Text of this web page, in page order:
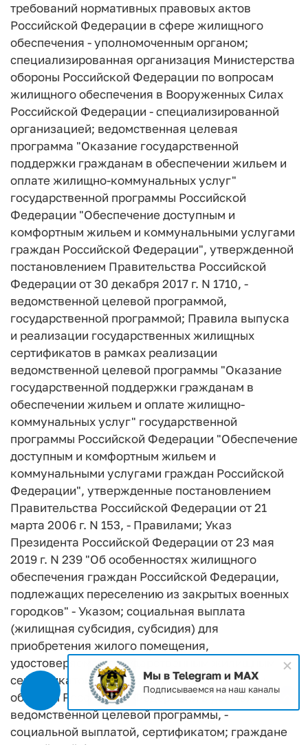
требований нормативных правовых актов
Российской Федерации в сфере жилищного
обеспечения - уполномоченным органом;
специализированная организация Министерства
обороны Российской Федерации по вопросам
жилищного обеспечения в Вооруженных Силах
Российской Федерации - специализированной
организацией; ведомственная целевая
программа "Оказание государственной
поддержки гражданам в обеспечении жильем и
оплате жилищно-коммунальных услуг"
государственной программы Российской
Федерации "Обеспечение доступным и
комфортным жильем и коммунальными услугами
граждан Российской Федерации", утвержденной
постановлением Правительства Российской
Федерации от 30 декабря 2017 г. N 1710, -
ведомственной целевой программой,
государственной программой; Правила выпуска
и реализации государственных жилищных
сертификатов в рамках реализации
ведомственной целевой программы "Оказание
государственной поддержки гражданам в
обеспечении жильем и оплате жилищно-
коммунальных услуг" государственной
программы Российской Федерации "Обеспечение
доступным и комфортным жильем и
коммунальными услугами граждан Российской
Федерации", утвержденные постановлением
Правительства Российской Федерации от 21
марта 2006 г. N 153, - Правилами; Указ
Президента Российской Федерации от 23 мая
2019 г. N 239 "Об особенностях жилищного
обеспечения граждан Российской Федерации,
подлежащих переселению из закрытых военных
городков" - Указом; социальная выплата
(жилищная субсидия, субсидия) для
приобретения жилого помещения,
удостоверяемая государственным жилищным
сертификатом, выдаваемым Министерством
обороны Российской Федерации в рамках
ведомственной целевой программы, -
социальной выплатой, сертификатом; граждане
Мы в Telegram и MAX
Подписываемся на наш каналы